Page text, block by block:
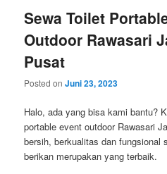
Sewa Toilet
Outdoor Rawasari
Pusat
Posted onJuni 23, 2023
Halo, ada yang bisa kami bantu?
portable event outdoor Rawasari
bersih, berkualitas dan fungsional
berikan merupakan yang terbaik.